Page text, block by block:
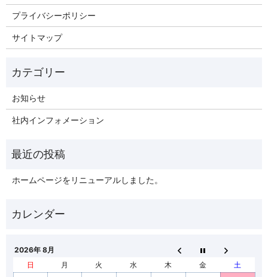
プライバシーポリシー
サイトマップ
お知らせ
社内インフォメーション
ホームページをリニューアルしました。
2026年 8月
日
月 火 水 木 金
土